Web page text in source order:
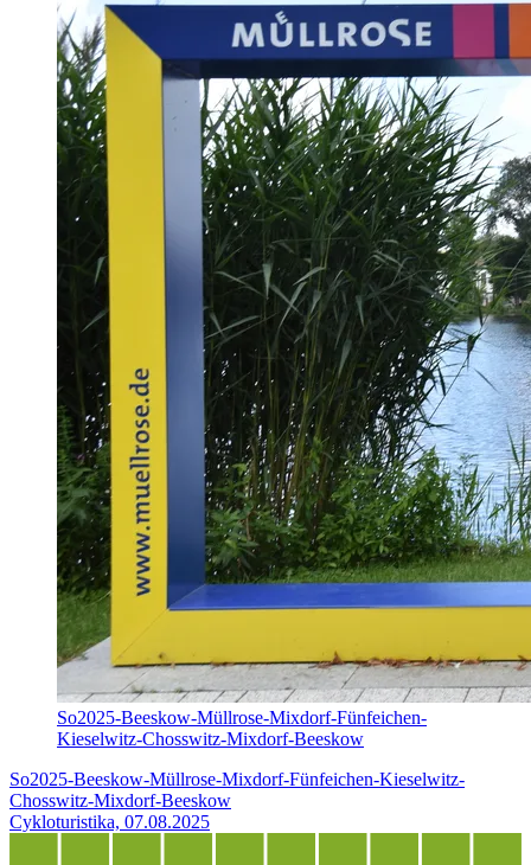
So2025-Beeskow-Müllrose-Mixdorf-Fünfeichen-
Kieselwitz-Chosswitz-Mixdorf-Beeskow
So2025-Beeskow-Müllrose-Mixdorf-Fünfeichen-Kieselwitz-
Chosswitz-Mixdorf-Beeskow
Cykloturistika, 07.08.2025